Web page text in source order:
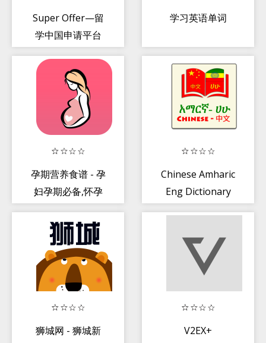
Super Offer—留
学中国申请平台
学习英语单词
孕期营养食谱 - 孕
妇孕期必备,怀孕
谱孕期伴侣妈咪指
南
Chinese Amharic
Eng Dictionary
狮城网 - 狮城新
V2EX+